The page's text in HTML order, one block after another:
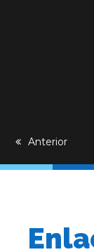
previous
Anterior